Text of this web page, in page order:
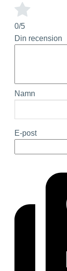
0/5
Din recension
Namn
E-post